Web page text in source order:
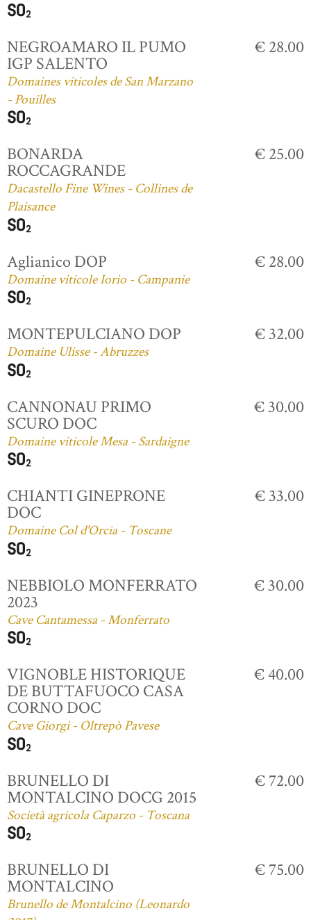
NEGROAMARO IL PUMO
IGP SALENTO
Domaines viticoles de San Marzano
- Pouilles
€ 28.00
BONARDA
ROCCAGRANDE
Dacastello Fine Wines - Collines de
Plaisance
€ 25.00
Aglianico DOP
Domaine viticole Iorio - Campanie
€ 28.00
MONTEPULCIANO DOP
Domaine Ulisse - Abruzzes
€ 32.00
CANNONAU PRIMO
SCURO DOC
Domaine viticole Mesa - Sardaigne
€ 30.00
CHIANTI GINEPRONE
DOC
Domaine Col d'Orcia - Toscane
€ 33.00
NEBBIOLO MONFERRATO
2023
Cave Cantamessa - Monferrato
€ 30.00
VIGNOBLE HISTORIQUE
DE BUTTAFUOCO CASA
CORNO DOC
Cave Giorgi - Oltrepò Pavese
€ 40.00
BRUNELLO DI
MONTALCINO DOCG 2015
Società agricola Caparzo - Toscana
€ 72.00
BRUNELLO DI
MONTALCINO
Brunello de Montalcino (Leonardo
€ 75.00